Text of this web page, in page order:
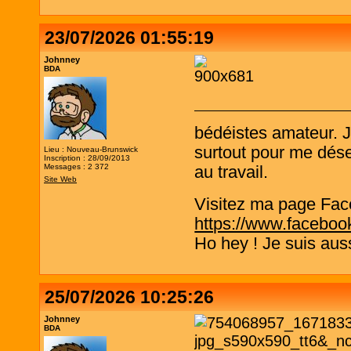
23/07/2026 01:55:19
Johnney
BDA
Lieu : Nouveau-Brunswick
Inscription : 28/09/2013
Messages : 2 372
Site Web
bédéistes amateur.
surtout pour me
au travail.
Visitez ma page
https://
Ho hey ! Je suis
25/07/2026 10:25:26
Johnney
BDA